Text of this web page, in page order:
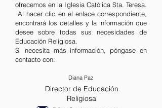
ofrecemos en la Iglesia Católica Sta. Teresa.
Al hacer clic en el enlace correspondiente,
encontrará los detalles y la información que
desee sobre todas sus necesidades de
Educación Religiosa.
Si necesita más información, póngase en
contacto con:
Diana Paz
Director de Educación
Religiosa